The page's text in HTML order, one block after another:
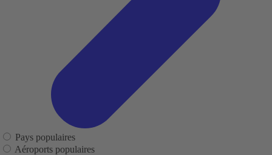
Pays populaires
Aéroports populaires